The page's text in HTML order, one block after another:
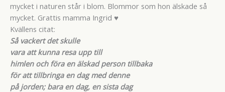
mycket i naturen står i blom. Blommor som hon älskade så
mycket. Grattis mamma Ingrid ♥
Kvällens citat:
Så vackert det skulle
vara att kunna resa upp till
himlen och föra en älskad person tillbaka
för att tillbringa en dag med denne
på jorden; bara en dag, en sista dag